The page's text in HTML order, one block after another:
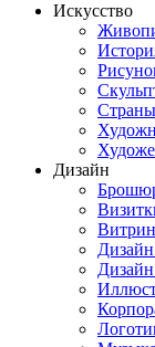
Искусство
Дизайн